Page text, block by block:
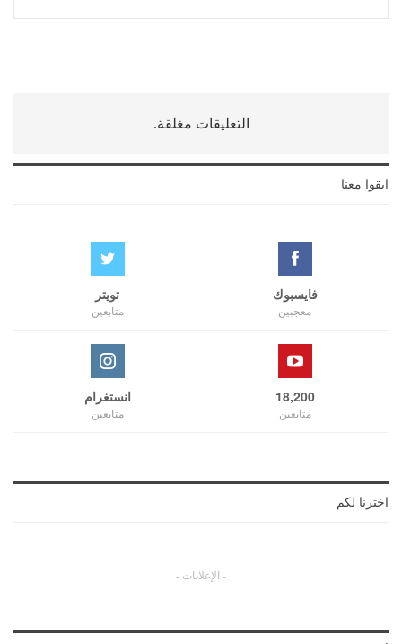
التعليقات مغلقة.
ابقوا معنا
فايسبوك
معجبين
تويتر
متابعين
18,200
متابعين
انستغرام
متابعين
اخترنا لكم
- الإعلانات -